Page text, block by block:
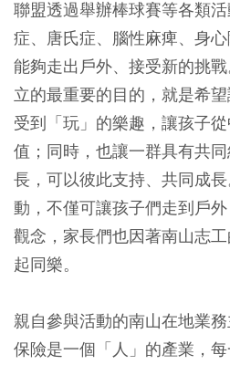
聯盟透過舉辦棒球賽等各類
症、唐氏症、腦性麻痺、身
能夠走出戶外、接受新的挑
立的最重要的目的，就是希
受到「玩」的樂趣，讓孩子
值；同時，也讓一群具有共
長，可以彼此支持、共同成
動，不僅可讓孩子們走到戶
觀念，家長們也因著南山志
起同樂。
親自參與活動的南山在地業
保險是一個「人」的產業，